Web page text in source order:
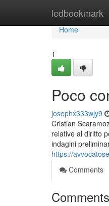
ledbookmark
Home
Home
1
Poco
josephx333wjy9
Cristian
relative al diritto
indagini
https://
Comments
Comments